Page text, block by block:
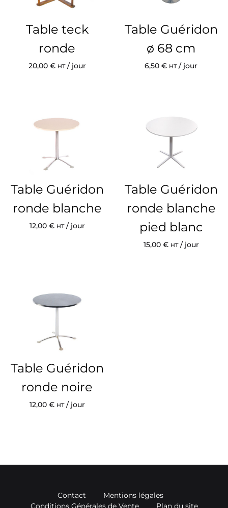
Table teck
ronde
20,00 € HT/ jour
Table Guéridon
ø 68 cm
6,50 € HT/ jour
Table Guéridon
ronde blanche
12,00 € HT/ jour
Table Guéridon
ronde blanche
pied blanc
15,00 € HT/ jour
Table Guéridon
ronde noire
12,00 € HT/ jour
Contact
Mentions légales
Conditions Générales de Vente
Plan du site